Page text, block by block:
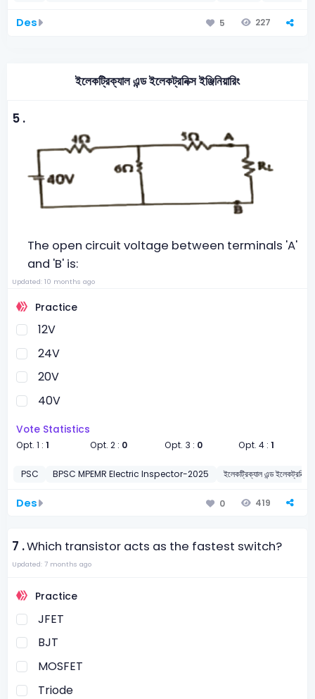
Des 5 227
ইলেকট্রিক্যাল এন্ড ইলেকট্রনিক্স ইঞ্জিনিয়ারিং
5 .
The open circuit voltage between terminals 'A'
and 'B' is:
Updated: 10 months ago
Practice
12V
24V
20V
40V
Vote Statistics
Opt. 1 :1 Opt. 2 : 0 Opt. 3 : 0 Opt. 4 : 1
PSC BPSC MPEMR Electric Inspector-2025 ইলেকট্রিক্যাল এন্ড ইলেকট্রনিক্স
Des 0 419
7 .Which transistor acts as the fastest switch?
Updated: 7 months ago
Practice
JFET
BJT
MOSFET
Triode